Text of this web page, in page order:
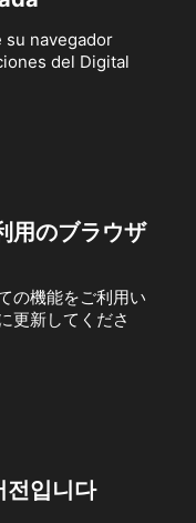
su navegador
del Digital
用のブラウザ
の機能をご利用い
更新してくださ
전입니다